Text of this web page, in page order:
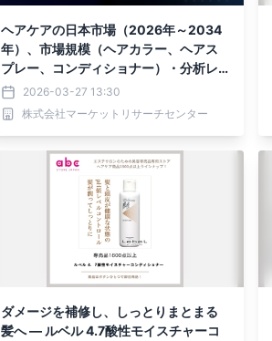
ヘアケアの日本市場（2026年～2034
年）、市場規模（ヘアカラー、ヘアス
プレー、コンディショナー）・分析レ
ポートを発表
2026-03-27 13:30
株式会社マーケットリサーチセンター
ダメージを補修し、しっとりまとまる
髪へ ― ルベル 4.7酸性モイスチャーコ